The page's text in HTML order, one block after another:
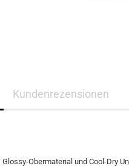
Standard Bekleidung
Handschuhe
H/W 2025
Kundenrezensionen
Obermaterial und Cool-Dry